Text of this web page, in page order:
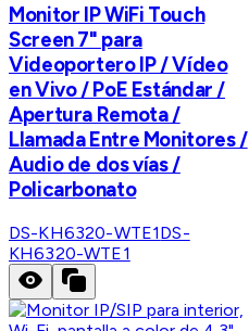
Monitor IP WiFi Touch
Screen 7" para
Videoportero IP / Vídeo
en Vivo / PoE Estándar /
Apertura Remota /
Llamada Entre Monitores /
Audio de dos vías /
Policarbonato
DS-KH6320-WTE1DS-
KH6320-WTE1